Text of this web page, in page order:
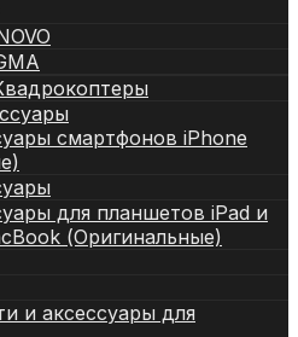
смартфонов iPhone
для планшетов iPad и
(Оригинальные)
и аксессуары для